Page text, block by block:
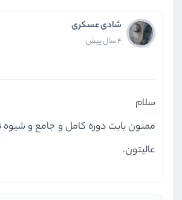
شادی عسکری
4 سال پیش
سلام
ممنون بابت دوره کامل و جامع و
عالیتون.